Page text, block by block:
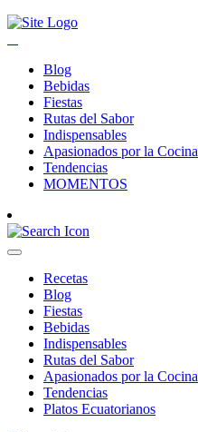
Blog
Bebidas
Fiestas
Rutas del Sabor
Indispensables
Apasionados por la Cocina
Tendencias
MOMENTOS
Recetas
Blog
Fiestas
Bebidas
Indispensables
Rutas del Sabor
Apasionados por la Cocina
Tendencias
Platos Ecuatorianos